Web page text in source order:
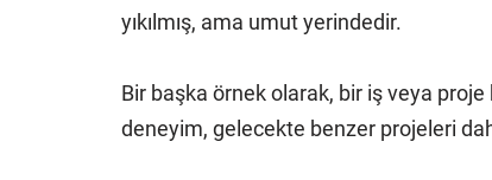
yıkılmış, ama umut yerindedir.
Bir başka örnek olarak, bir iş veya proje
deneyim, gelecekte benzer projeleri